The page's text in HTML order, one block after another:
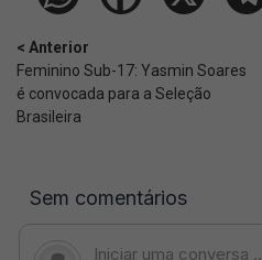
< Anterior
Feminino Sub-17: Yasmin Soares
é convocada para a Seleção
Brasileira